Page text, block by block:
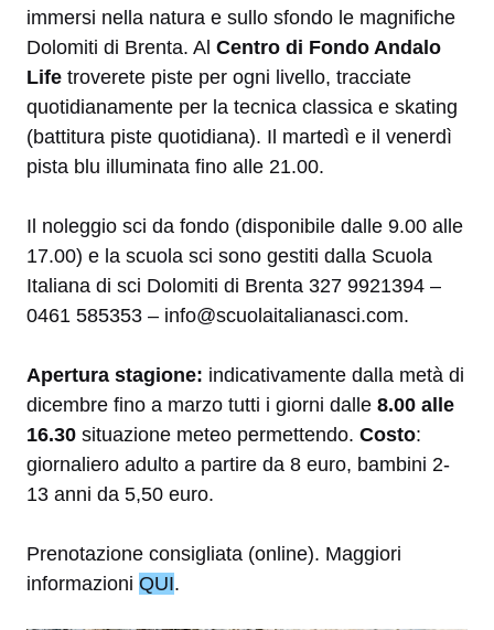
immersi nella natura e sullo sfondo le magnifiche
Dolomiti di Brenta. Al Centro di Fondo Andalo
Life troverete piste per ogni livello, tracciate
quotidianamente per la tecnica classica e skating
(battitura piste quotidiana). Il martedì e il venerdì
pista blu illuminata fino alle 21.00.
Il noleggio sci da fondo (disponibile dalle 9.00 alle
17.00) e la scuola sci sono gestiti dalla Scuola
Italiana di sci Dolomiti di Brenta 327 9921394 –
0461 585353 – info@scuolaitalianasci.com.
Apertura stagione: indicativamente dalla metà di
dicembre fino a marzo tutti i giorni dalle 8.00 alle
16.30 situazione meteo permettendo. Costo:
giornaliero adulto a partire da 8 euro, bambini 2-
13 anni da 5,50 euro.
Prenotazione consigliata (online). Maggiori
informazioni QUI.